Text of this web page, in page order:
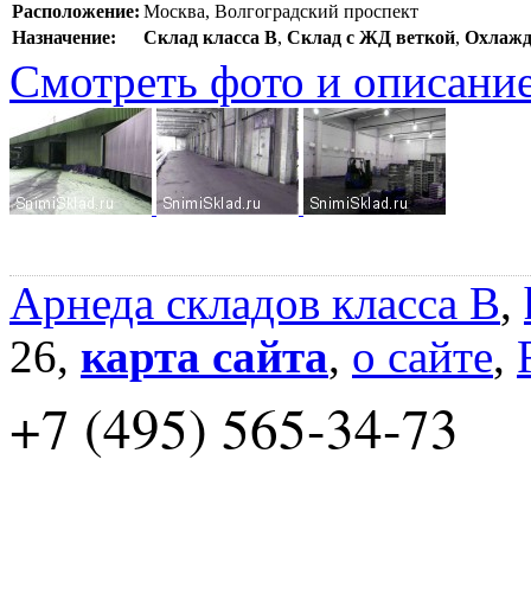
Расположение: Москва, Волгоградский проспект
Назначение:
Склад класса B, Склад с ЖД веткой,
Смотреть фото и
Арнеда складов класса B,
26, карта сайта, о сайте,
+7 (495) 565-34-73